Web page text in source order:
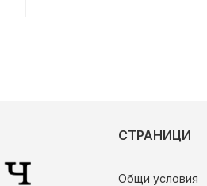
СТРАНИЦИ
Общи условия